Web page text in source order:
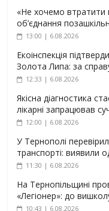
«Не хочемо
об’єднання
13:00 | 6.08.2026
Екоінспекція
Золота Липа: за
12:33 | 6.08.2026
Якісна діагностика
лікарні запрацював
12:00 | 6.08.2026
У Тернополі
транспорті: виявили
11:30 | 6.08.2026
На Тернопільщині
«Легіонер»: до
10:43 | 6.08.2026